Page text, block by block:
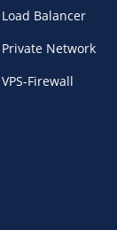
Load Balancer
Private Network
VPS-Firewall